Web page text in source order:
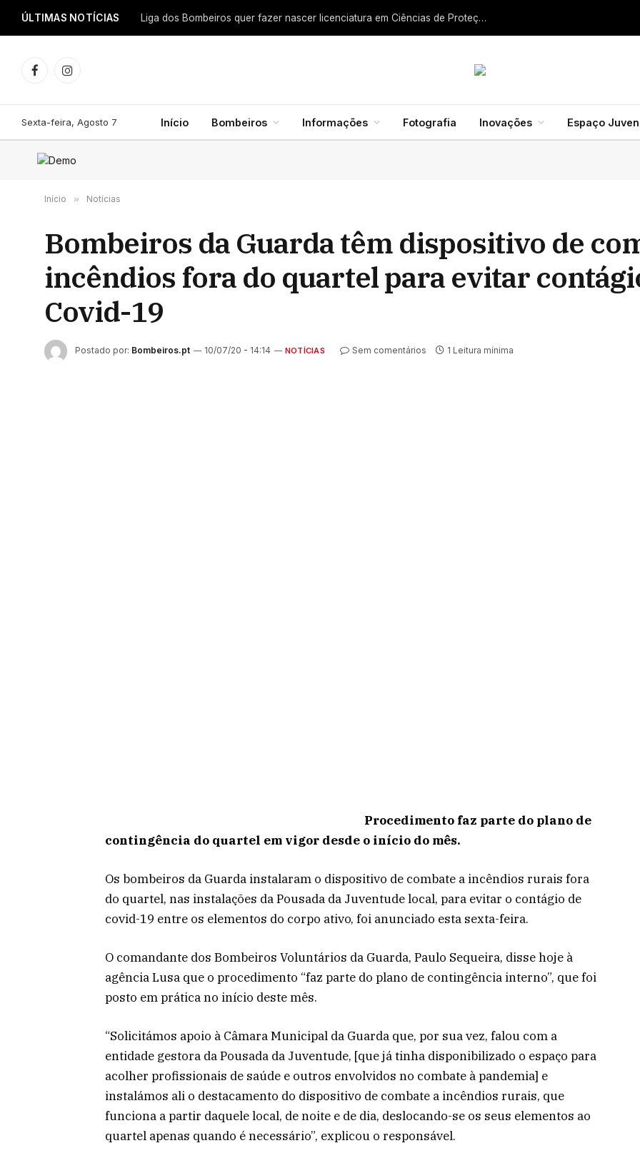
ÚLTIMAS NOTÍCIAS Liga dos Bombeiros quer fazer nascer licenciatura em Ciências de Proteção Civil e Bombeiros
FacebookInstagram
Sexta-feira, Agosto 7 Início Bombeiros Informações Fotografia Inovações Espaço
Início » Notícias
Bombeiros da Guarda têm dispositivo de
incêndios fora do quartel para evitar
Covid-19
Postado por: Bombeiros.pt 10/07/20 - 14:14 NOTÍCIAS Sem comentários 1 Leitura mínima
Procedimento faz parte do plano de
contingência do quartel em vigor desde o início do mês.
Os bombeiros da Guarda instalaram o dispositivo de combate a incêndios rurais fora
do quartel, nas instalações da Pousada da Juventude local, para evitar o contágio de
covid-19 entre os elementos do corpo ativo, foi anunciado esta sexta-feira.
O comandante dos Bombeiros Voluntários da Guarda, Paulo Sequeira, disse hoje à
agência Lusa que o procedimento “faz parte do plano de contingência interno”, que foi
posto em prática no início deste mês.
“Solicitámos apoio à Câmara Municipal da Guarda que, por sua vez, falou com a
entidade gestora da Pousada da Juventude, [que já tinha disponibilizado o espaço para
acolher profissionais de saúde e outros envolvidos no combate à pandemia] e
instalámos ali o destacamento do dispositivo de combate a incêndios rurais, que
funciona a partir daquele local, de noite e de dia, deslocando-se os seus elementos ao
quartel apenas quando é necessário”, explicou o responsável.